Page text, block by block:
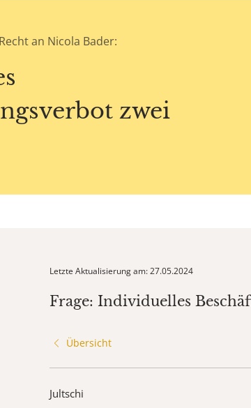
an Nicola Bader:
zwei
Letzte Aktualisierung am: 27.05.2024
Frage: Individuelles
Übersicht
Jultschi